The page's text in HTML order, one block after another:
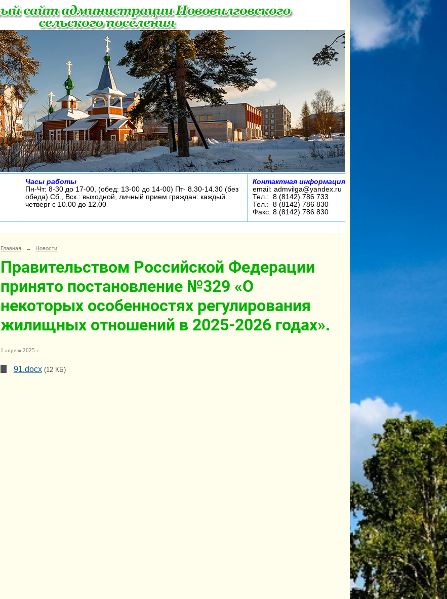
Часы работы
Пн-Чт: 8-30 до 17-00, (обед: 13-00 до 14-00) Пт- 8.30-14.30 (без
обеда) Сб., Вск.: выходной, личный прием граждан: каждый
четверг с 10.00 до 12.00
Контактная информация:
email: admvilga@yandex.ru
Тел.: 8 (8142) 786 733
Тел.: 8 (8142) 786 830
Факс: 8 (8142) 786 830
Главная → Новости
Правительством Российской Федерации
принято постановление №329 «О
некоторых особенностях регулирования
жилищных отношений в 2025-2026 годах».
1 апреля 2025 г.
91.docx (12 КБ)